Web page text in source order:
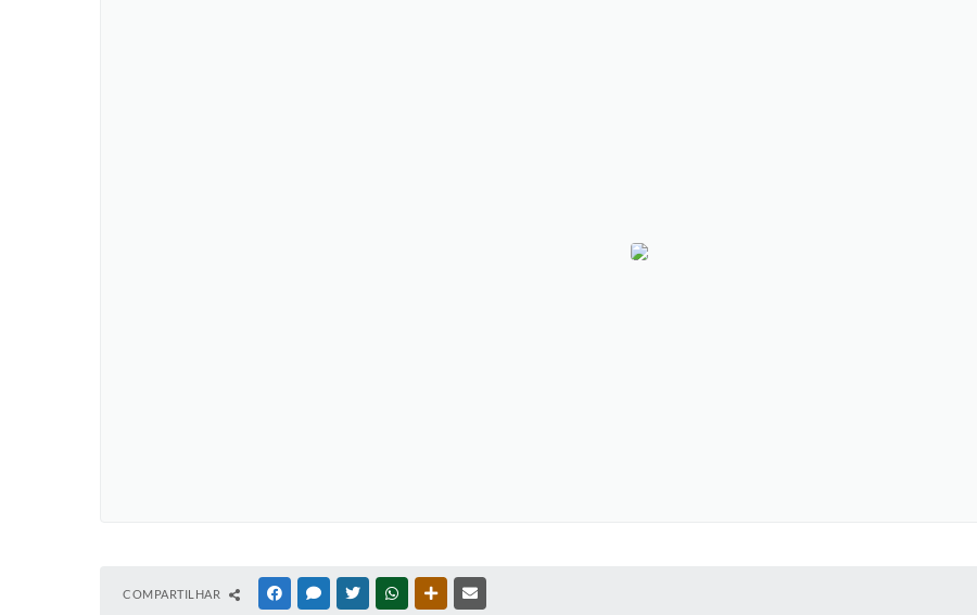
COMPARTILHAR FACEBOOKMESSENGER
TWITTERWHATSAPPOUTRAS MÍDIAS